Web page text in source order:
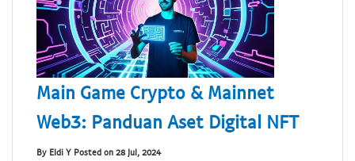
Main Game Crypto & Mainnet
Web3: Panduan Aset Digital NFT
By Eldi Y Posted on 28 Jul, 2024